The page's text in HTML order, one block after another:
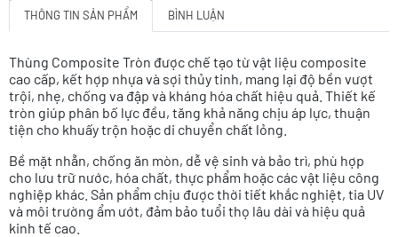
THÔNG TIN SẢN PHẨM BÌNH LUẬN
Thùng Composite Tròn được chế tạo từ vật liệu composite
cao cấp, kết hợp nhựa và sợi thủy tinh, mang lại độ bền vượt
trội, nhẹ, chống va đập và kháng hóa chất hiệu quả. Thiết kế
tròn giúp phân bố lực đều, tăng khả năng chịu áp lực, thuận
tiện cho khuấy trộn hoặc di chuyển chất lỏng.
Bề mặt nhẵn, chống ăn mòn, dễ vệ sinh và bảo trì, phù hợp
cho lưu trữ nước, hóa chất, thực phẩm hoặc các vật liệu công
nghiệp khác. Sản phẩm chịu được thời tiết khắc nghiệt, tia UV
và môi trường ẩm ướt, đảm bảo tuổi thọ lâu dài và hiệu quả
kinh tế cao.